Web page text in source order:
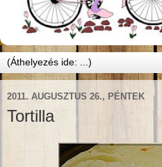
2011. AUGUSZTUS 26., PÉNTEK
Tortilla